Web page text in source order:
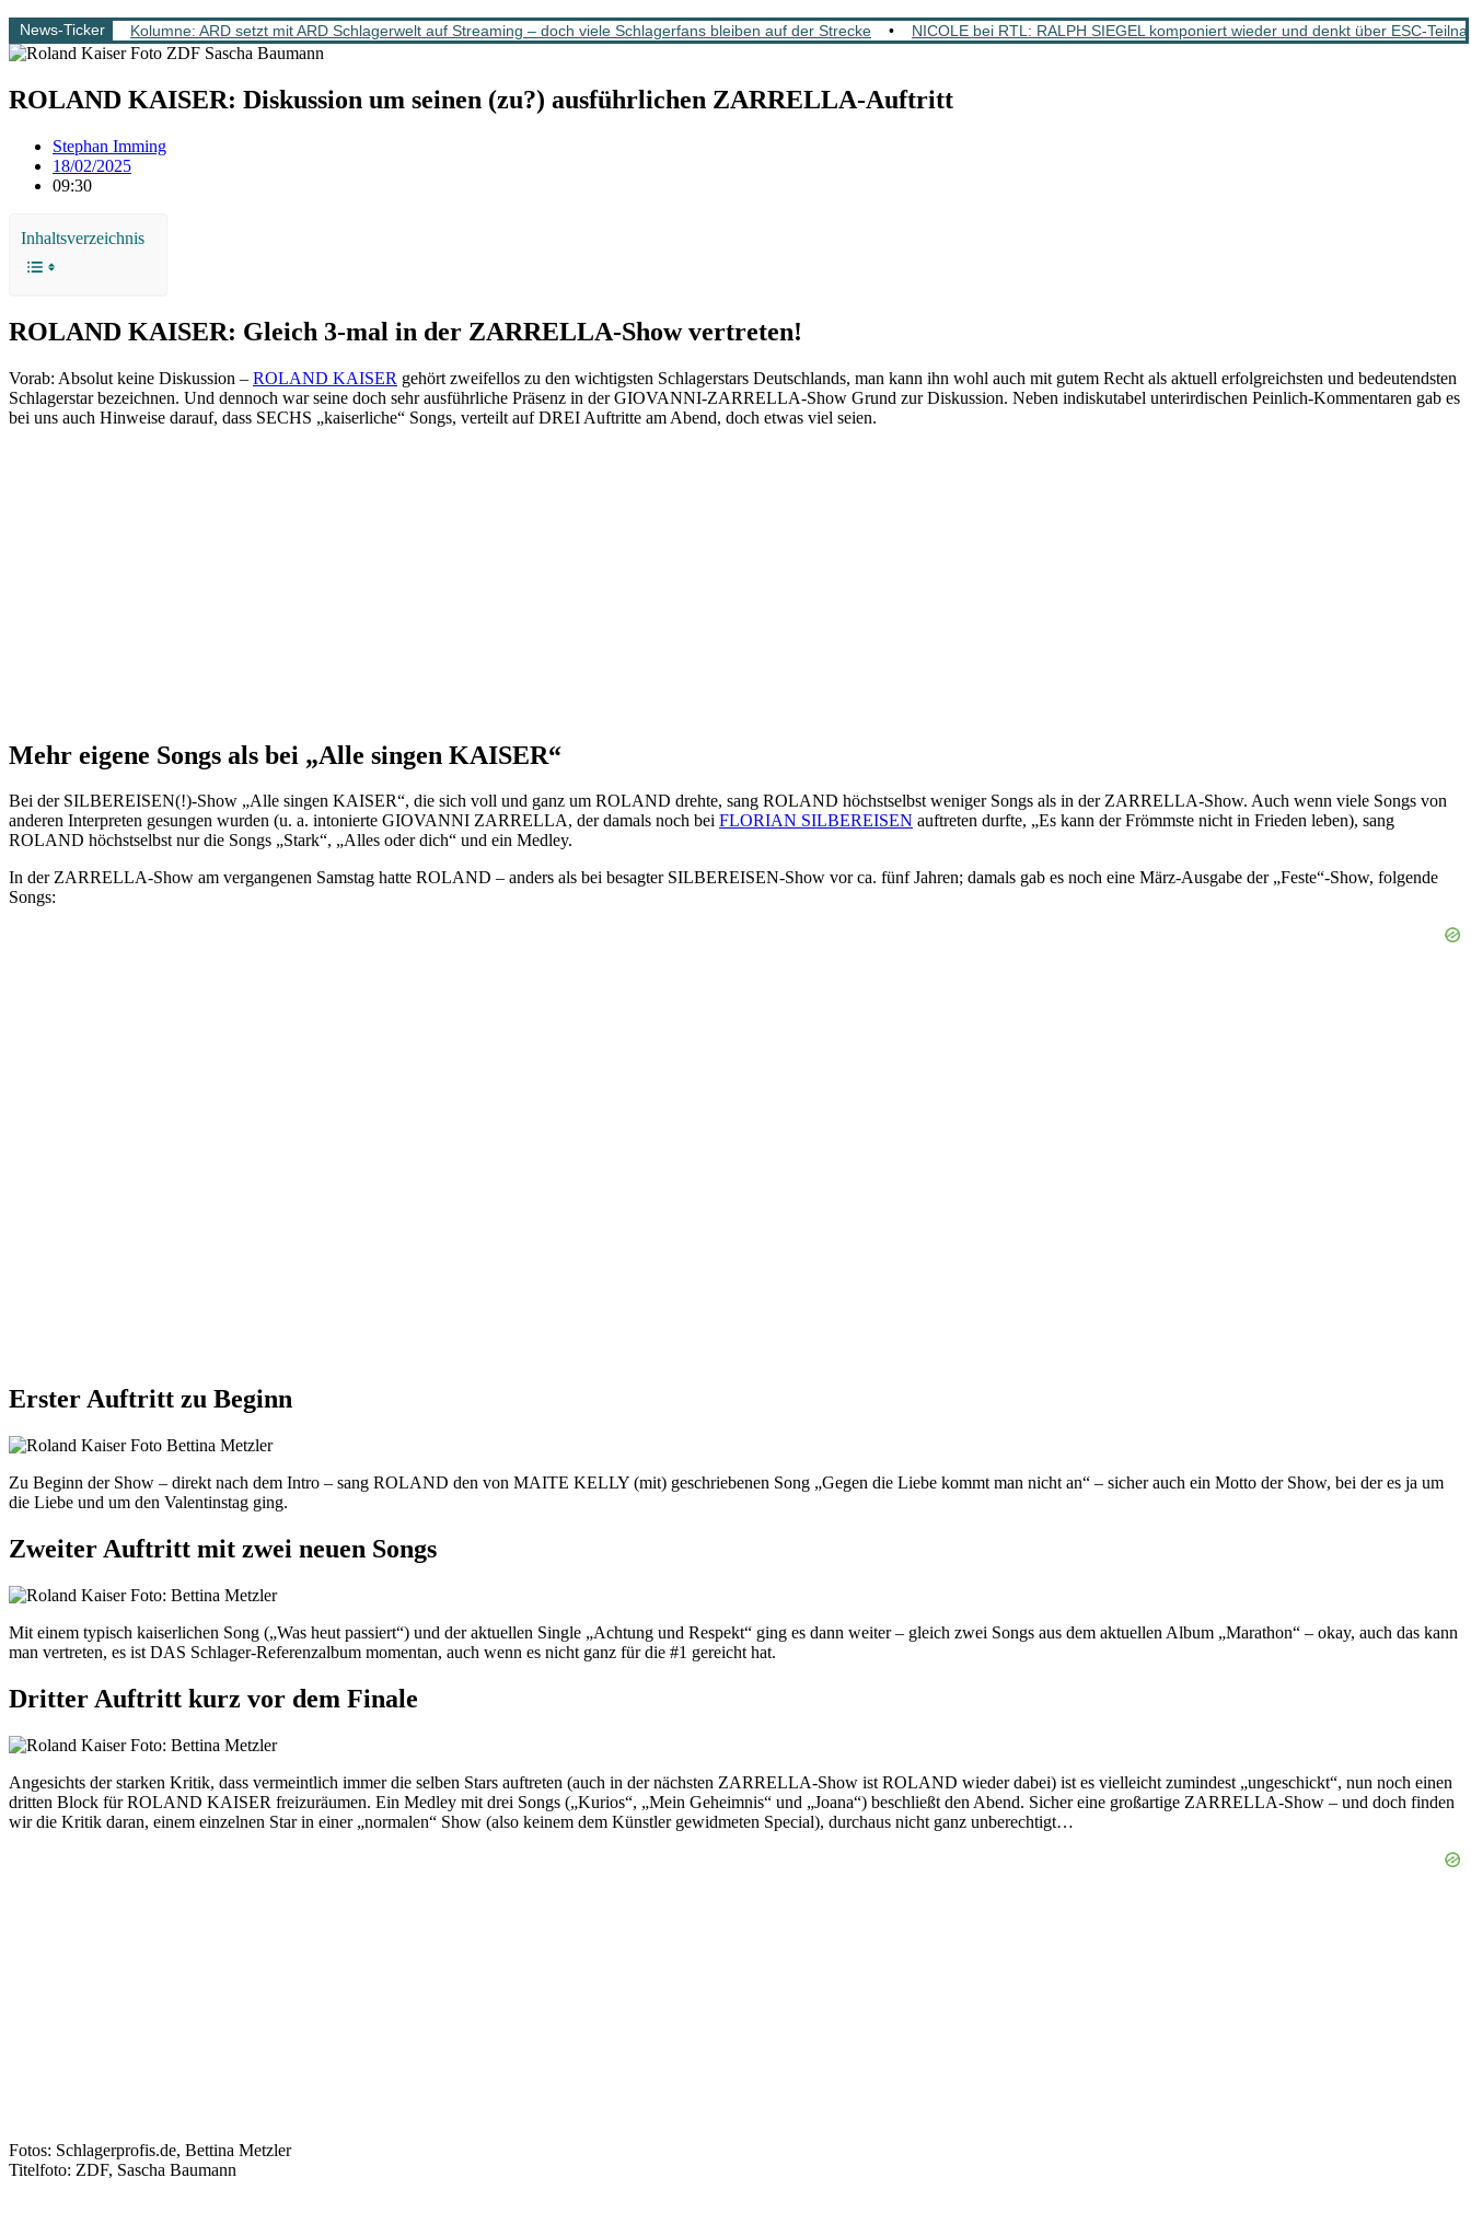
News-Ticker Kolumne: ARD setzt mit ARD Schlagerwelt auf Streaming – doch viele Schlagerfans bleiben auf der Strecke • NICOLE bei RTL: RALPH SIEGEL komponiert wieder und denkt über ESC-
ROLAND KAISER: Diskussion um seinen (zu?) ausführlichen ZARRELLA-Auftritt
Stephan Imming
18/02/2025
09:30
Inhaltsverzeichnis
ROLAND KAISER: Gleich 3-mal in der ZARRELLA-Show vertreten!
Vorab: Absolut keine Diskussion – ROLAND KAISER gehört zweifellos zu den wichtigsten Schlagerstars Deutschlands, man kann ihn wohl auch mit gutem Recht als aktuell erfolgreichsten und bedeutendsten
Schlagerstar bezeichnen. Und dennoch war seine doch sehr ausführliche Präsenz in der GIOVANNI-ZARRELLA-Show Grund zur Diskussion. Neben indiskutabel unterirdischen Peinlich-Kommentaren gab es
bei uns auch Hinweise darauf, dass SECHS „kaiserliche“ Songs, verteilt auf DREI Auftritte am Abend, doch etwas viel seien.
Mehr eigene Songs als bei „Alle singen KAISER“
Bei der SILBEREISEN(!)-Show „Alle singen KAISER“, die sich voll und ganz um ROLAND drehte, sang ROLAND höchstselbst weniger Songs als in der ZARRELLA-Show. Auch wenn viele Songs von
anderen Interpreten gesungen wurden (u. a. intonierte GIOVANNI ZARRELLA, der damals noch bei FLORIAN SILBEREISEN auftreten durfte, „Es kann der Frömmste nicht in Frieden leben), sang
ROLAND höchstselbst nur die Songs „Stark“, „Alles oder dich“ und ein Medley.
In der ZARRELLA-Show am vergangenen Samstag hatte ROLAND – anders als bei besagter SILBEREISEN-Show vor ca. fünf Jahren; damals gab es noch eine März-Ausgabe der „Feste“-Show, folgende
Songs:
Erster Auftritt zu Beginn
Zu Beginn der Show – direkt nach dem Intro – sang ROLAND den von MAITE KELLY (mit) geschriebenen Song „Gegen die Liebe kommt man nicht an“ – sicher auch ein Motto der Show, bei der es ja um
die Liebe und um den Valentinstag ging.
Zweiter Auftritt mit zwei neuen Songs
Mit einem typisch kaiserlichen Song („Was heut passiert“) und der aktuellen Single „Achtung und Respekt“ ging es dann weiter – gleich zwei Songs aus dem aktuellen Album „Marathon“ – okay, auch das kann
man vertreten, es ist DAS Schlager-Referenzalbum momentan, auch wenn es nicht ganz für die #1 gereicht hat.
Dritter Auftritt kurz vor dem Finale
Angesichts der starken Kritik, dass vermeintlich immer die selben Stars auftreten (auch in der nächsten ZARRELLA-Show ist ROLAND wieder dabei) ist es vielleicht zumindest „ungeschickt“, nun noch einen
dritten Block für ROLAND KAISER freizuräumen. Ein Medley mit drei Songs („Kurios“, „Mein Geheimnis“ und „Joana“) beschließt den Abend. Sicher eine großartige ZARRELLA-Show – und doch finden
wir die Kritik daran, einem einzelnen Star in einer „normalen“ Show (also keinem dem Künstler gewidmeten Special), durchaus nicht ganz unberechtigt…
Fotos: Schlagerprofis.de, Bettina Metzler
Titelfoto: ZDF, Sascha Baumann